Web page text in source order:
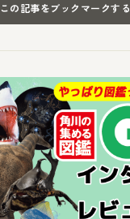
この記事をブックマークする